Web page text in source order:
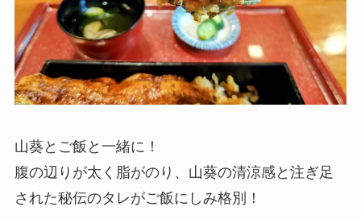
山葵とご飯と一緒に！
腹の辺りが太く脂がのり、山葵の清涼感と注ぎ足
された秘伝のタレがご飯にしみ格別！